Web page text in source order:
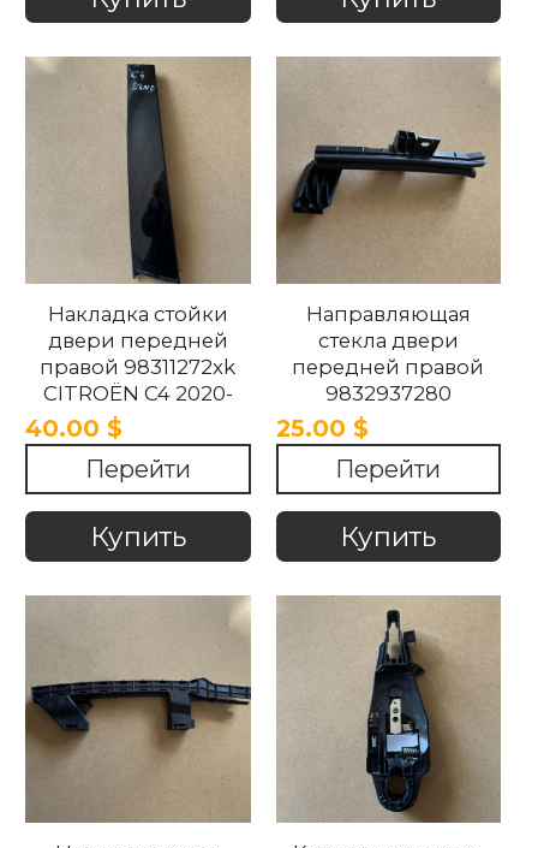
Накладка стойки
двери передней
правой 98311272xk
CITROËN C4 2020-
2025
40.00 $
Перейти
Купить
Направляющая
стекла двери
передней правой
9832937280
CITROËN C4 2020-
2025 .
25.00 $
Перейти
Купить